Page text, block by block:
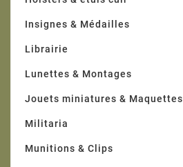
Insignes & Médailles
Librairie
Lunettes & Montages
Jouets miniatures & Maquettes
Militaria
Munitions & Clips